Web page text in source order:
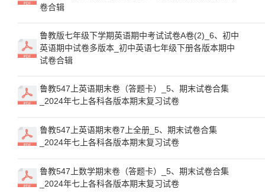
卷合辑
鲁教版七年级下学期英语期中考试试卷A卷(2)_6、初中
英语期中试卷多版本_初中英语七年级下册各版本期中
试卷合辑
鲁教547上英语期末卷（答题卡）_5、期末试卷合集
_2024年七上各科各版本期末复习试卷
鲁教547上英语期末卷7上全册_5、期末试卷合集
_2024年七上各科各版本期末复习试卷
鲁教547上数学期末卷（答题卡）_5、期末试卷合集
_2024年七上各科各版本期末复习试卷